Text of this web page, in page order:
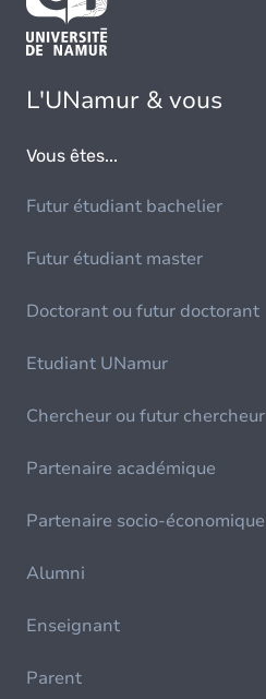
L'UNamur & vous
Vous êtes...
Futur étudiant bachelier
Futur étudiant master
Doctorant ou futur doctorant
Etudiant UNamur
Chercheur ou futur chercheur
Partenaire académique
Partenaire socio-économique
Alumni
Enseignant
Parent